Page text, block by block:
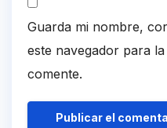
Guarda mi nombre,
este navegador para
comente.